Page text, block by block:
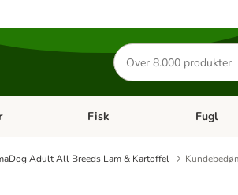
Søg
efter
produkter
menu: Kat Åben kategori menu: Gnaver
Fisk Åben
Fugl
Adult All Breeds Lam & Kartoffel